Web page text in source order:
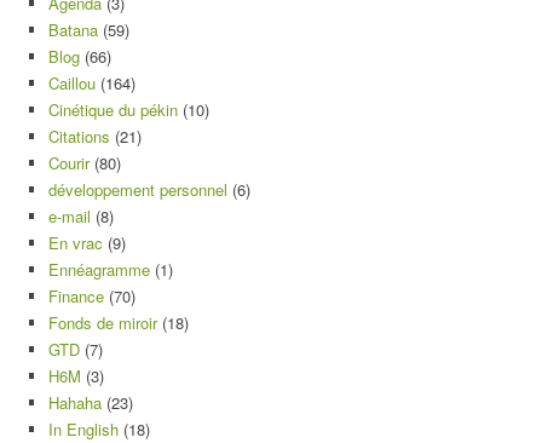
Batana (59)
Blog (66)
Caillou (164)
Cinétique du pékin (10)
Citations (21)
Courir(80)
développement personnel (6)
e-mail (8)
En vrac (9)
Ennéagramme (1)
Finance (70)
Fonds de miroir(18)
GTD (7)
H6M (3)
Hahaha (23)
In English (18)